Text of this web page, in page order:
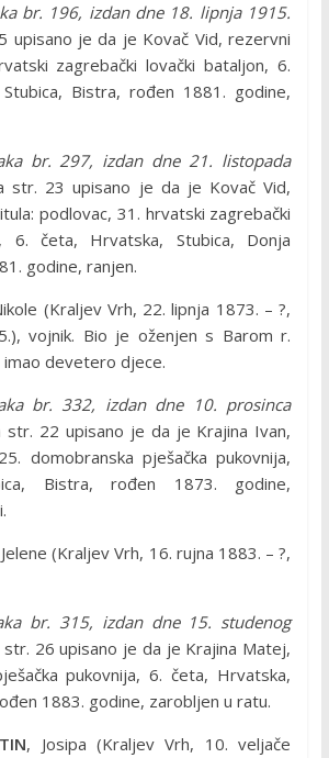
br. 196, izdan dne 18. lipnja 1915.
upisano je da je Kovač Vid, rezervni
zagrebački lovački bataljon, 6.
Bistra, rođen 1881. godine,
br. 297, izdan dne 21. listopada
str. 23 upisano je da je Kovač Vid,
podlovac, 31. hrvatski zagrebački
6. četa, Hrvatska, Stubica, Donja
godine, ranjen.
(Kraljev Vrh, 22. lipnja 1873. – ?,
vojnik. Bio je oženjen s Barom r.
devetero djece.
br. 332, izdan dne 10. prosinca
22 upisano je da je Krajina Ivan,
domobranska pješačka pukovnija,
Bistra, rođen 1873. godine,
(Kraljev Vrh, 16. rujna 1883. – ?,
br. 315, izdan dne 15. studenog
str. 26 upisano je da je Krajina Matej,
pukovnija, 6. četa, Hrvatska,
1883. godine, zarobljen u ratu.
, Josipa (Kraljev Vrh, 10. veljače